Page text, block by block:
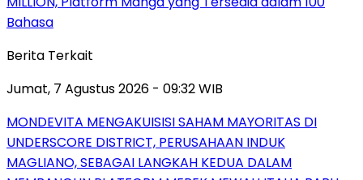
Bahasa
Berita Terkait
Jumat, 7 Agustus 2026 - 09:32 WIB
MONDEVITA MENGAKUISISI SAHAM MAYORITAS DI
UNDERSCORE DISTRICT, PERUSAHAAN INDUK
MAGLIANO, SEBAGAI LANGKAH KEDUA DALAM